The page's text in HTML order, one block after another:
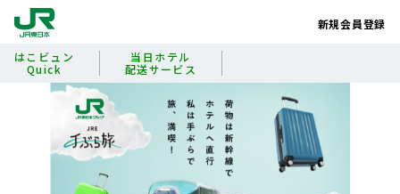
新規会員登録
はこビュン
Quick
当日ホテル
配送サービス